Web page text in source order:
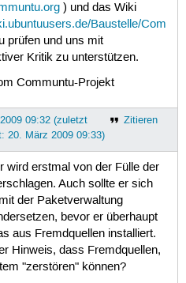
) und das Wiki
Baustelle/Com
prüfen und uns mit
Kritik zu unterstützen.
Communtu-Projekt
Zitieren
09:32 (zuletzt
20. März 2009 09:33)
wird erstmal von der Fülle der
Auch sollte er sich
der Paketverwaltung
bevor er überhaupt
aus Fremdquellen installiert.
Hinweis, dass Fremdquellen,
"zerstören" können?